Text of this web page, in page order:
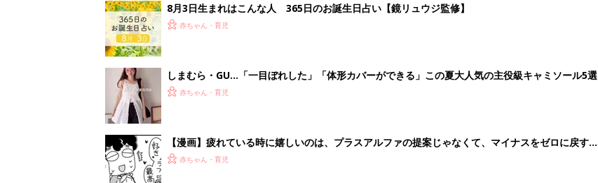
8月3日生まれはこんな人 365日のお誕生日占い【鏡リュウジ監修】
赤ちゃん・育児
しまむら・GU…「一目ぼれした」「体形カバーができる」この夏大人気の主役級キャミソール5選
赤ちゃん・育児
【漫画】疲れている時に嬉しいのは、プラスアルファの提案じゃなくて、マイナスをゼロに戻す手
助け『ふうふう子育て ＃90』
赤ちゃん・育児